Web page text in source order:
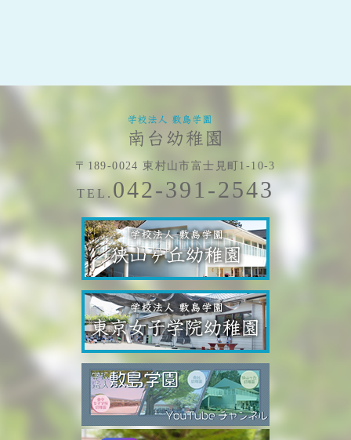
〒189-0024 東村山市富士見町1-10-3
TEL. 042-391-2543